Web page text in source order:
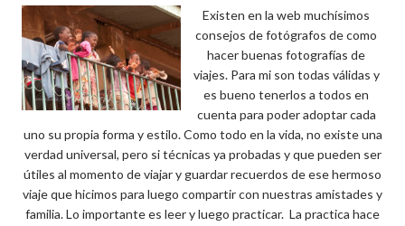
Existen en la web muchísimos
consejos de fotógrafos de como
hacer buenas fotografías de
viajes. Para mi son todas válidas y
es bueno tenerlos a todos en
cuenta para poder adoptar cada
uno su propia forma y estilo. Como todo en la vida, no existe una
verdad universal, pero si técnicas ya probadas y que pueden ser
útiles al momento de viajar y guardar recuerdos de ese hermoso
viaje que hicimos para luego compartir con nuestras amistades y
familia. Lo importante es leer y luego practicar. La practica hace